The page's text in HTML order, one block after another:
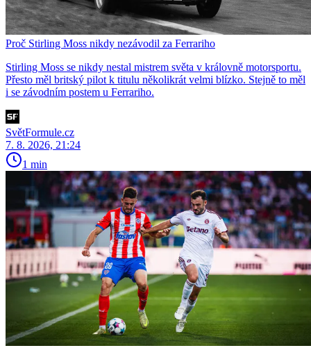
Proč Stirling Moss nikdy nezávodil za Ferrariho
Stirling Moss se nikdy nestal mistrem světa v královně motorsportu.
Přesto měl britský pilot k titulu několikrát velmi blízko. Stejně to měl
i se závodním postem u Ferrariho.
SvětFormule.cz
7. 8. 2026, 21:24
1 min